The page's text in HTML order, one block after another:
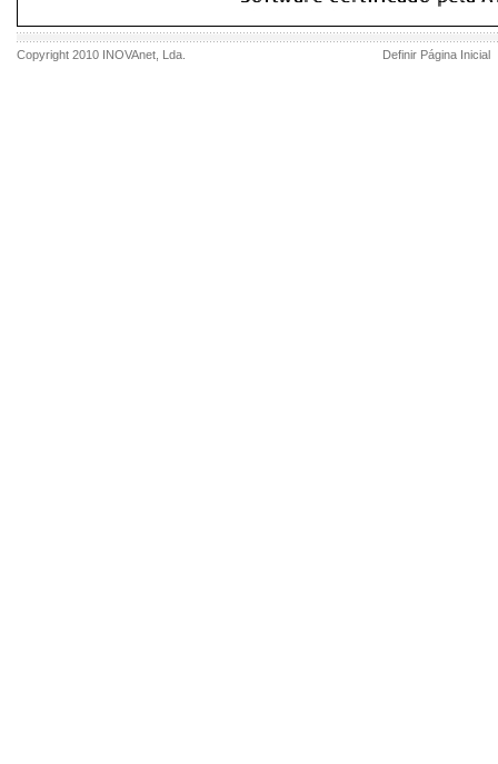
Copyright 2010 INOVAnet , Lda. Definir Página Inicial